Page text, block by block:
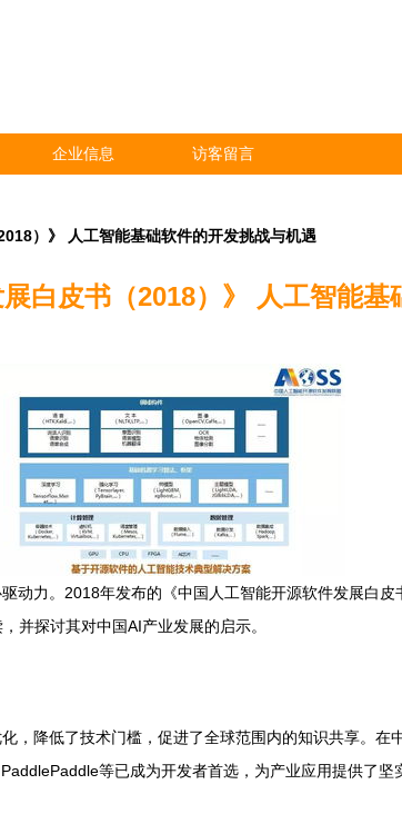
企业信息 访客留言
）》 人工智能基础软件的开发挑战与机遇
白皮书（2018）》 人工智能基
动力。2018年发布的《中国人工智能开源软件发展白
并探讨其对中国AI产业发展的启示。
，降低了技术门槛，促进了全球范围内的知识共享。
等已成为开发者首选，为产业应用提供了坚